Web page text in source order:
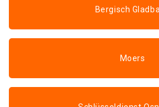
Bergisch
Moers